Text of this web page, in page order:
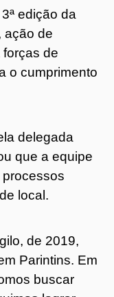
edição da
ação de
de
o cumprimento
delegada
que a equipe
local.
de 2019,
Parintins. Em
buscar